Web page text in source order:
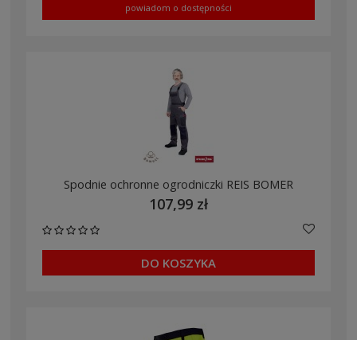
powiadom o dostępności
Spodnie ochronne ogrodniczki REIS BOMER
107,99 zł
DO KOSZYKA